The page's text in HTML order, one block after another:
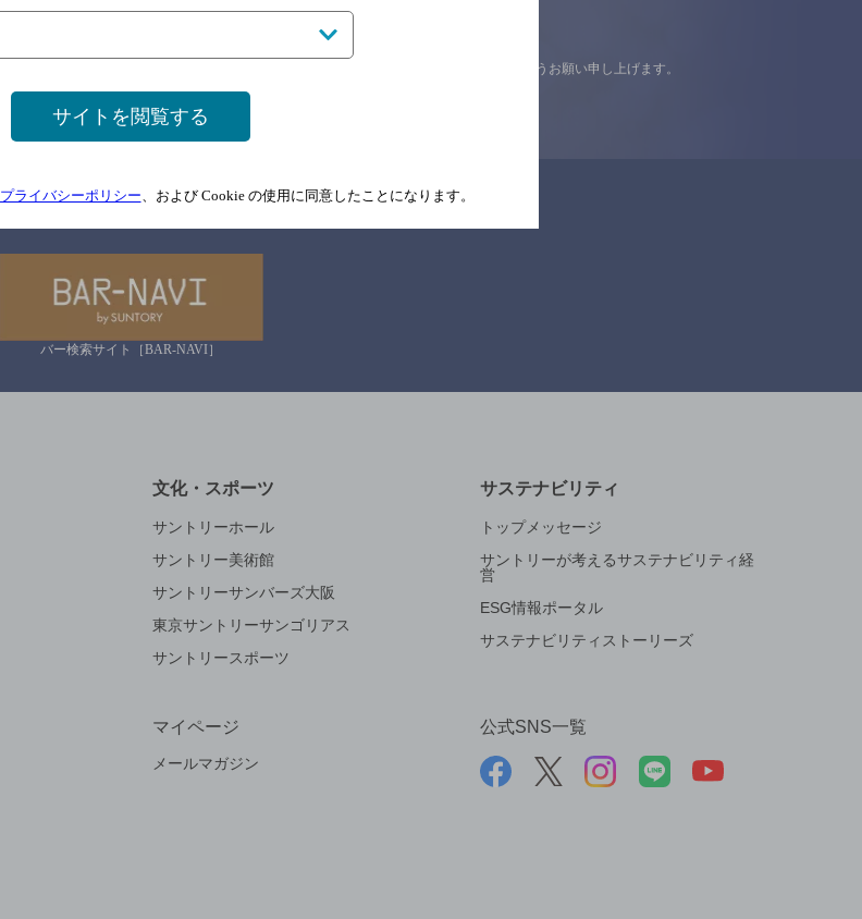
念のためお店にご確認の上ご来店くださいますようお願い申し上げます。
情報提供：ぐるなび
関連リンク
バー検索サイト［BAR-NAVI］
文化・スポーツ
サントリーホール
サントリー美術館
サントリーサンバーズ大阪
東京サントリーサンゴリアス
サントリースポーツ
サステナビリティ
トップメッセージ
サントリーが考えるサステナビリティ経
営
ESG情報ポータル
サステナビリティストーリーズ
マイページ
メールマガジン
公式SNS一覧
サイトを閲覧する
プライバシーポリシー、および Cookie の使用に同意したことになります。